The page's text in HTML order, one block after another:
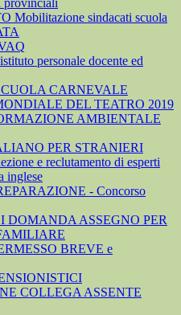
provinciali
Mobilitazione sindacati scuola
personale docente ed
CARNEVALE
DEL TEATRO 2019
AMBIENTALE
PER STRANIERI
e reclutamento di esperti
inglese
- Concorso
DOMANDA ASSEGNO PER
BREVE e
COLLEGA ASSENTE